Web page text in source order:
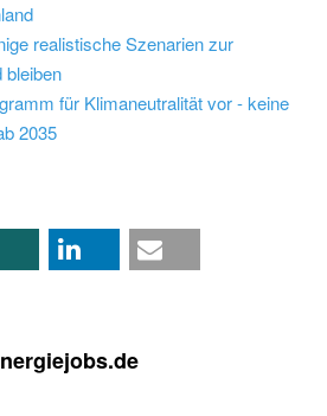
realistische Szenarien zur
bleiben
für Klimaneutralität vor - keine
2035